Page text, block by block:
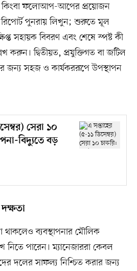
কিংবা ফলোআপ-আপের প্রয়োজন
পুনরায় লিখুন; শুরুতে মূল
সহায়ক বিবরণ এবং শেষে স্পষ্ট কী
করুন। দ্বিতীয়ত, প্রযুক্তিগত বা জটিল
জন্য সহজ ও কার্যকররূপে উপস্থাপন
সেরা ১০
বিদ্যুতে বড়
থাকলেও ব্যবস্থাপনার মৌলিক
পারেন। ম্যানেজাররা কেবল
দলের সাফল্য নিশ্চিত করার জন্য